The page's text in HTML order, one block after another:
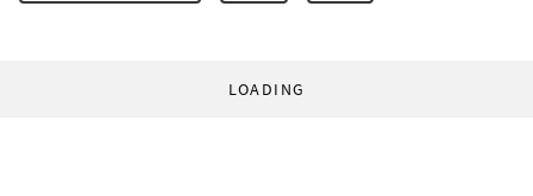
LOADING